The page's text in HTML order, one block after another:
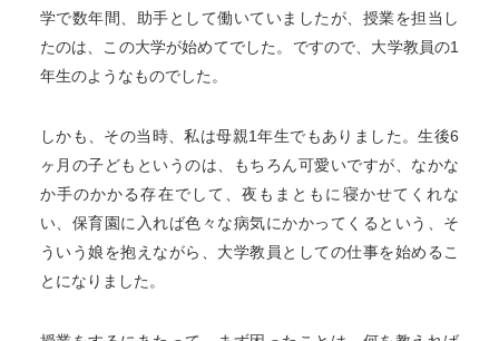
学で数年間、助手として働いていましたが、授業を担当し
たのは、この大学が始めてでした。ですので、大学教員の1
年生のようなものでした。
しかも、その当時、私は母親1年生でもありました。生後6
ヶ月の子どもというのは、もちろん可愛いですが、なかな
か手のかかる存在でして、夜もまともに寝かせてくれな
い、保育園に入れば色々な病気にかかってくるという、そ
ういう娘を抱えながら、大学教員としての仕事を始めるこ
とになりました。